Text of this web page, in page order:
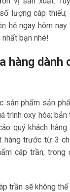
lượng cáp thiếu;
hệ ngay hôm
bạn nhé!
hàng dành
sản phẩm sản
trình oxy hóa;
quý khách
hàng trước từ 3
cáp trần; trong
trần sẽ không